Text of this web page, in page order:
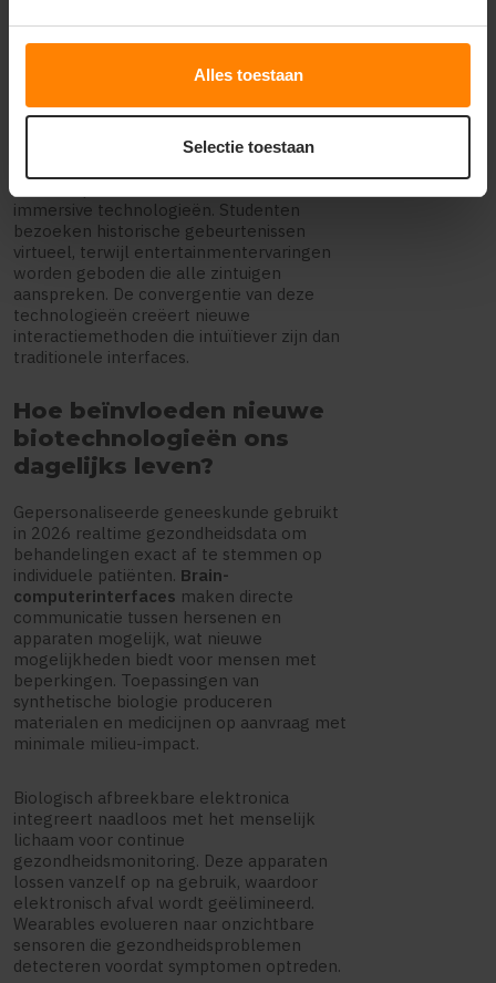
Alles toestaan
Selectie toestaan
In de retail kunnen klanten producten
virtueel passen of personaliseren, zoals bij
T-shirtbedrukken, waar ontwerpen
product.
immersive technologieën. Studenten
bezoeken historische gebeurtenissen
virtueel, terwijl entertainmentervaringen
worden geboden die alle zintuigen
aanspreken. De convergentie van deze
technologieën creëert nieuwe
interactiemethoden die intuïtiever zijn dan
traditionele interfaces.
Hoe beïnvloeden nieuwe
biotechnologieën ons
dagelijks leven?
Gepersonaliseerde geneeskunde gebruikt
in 2026 realtime gezondheidsdata om
behandelingen exact af te stemmen op
individuele patiënten. Brain-
computerinterfaces maken directe
communicatie tussen hersenen en
apparaten mogelijk, wat nieuwe
mogelijkheden biedt voor mensen met
beperkingen. Toepassingen van
synthetische biologie produceren
materialen en medicijnen op aanvraag met
minimale milieu-impact.
Biologisch afbreekbare elektronica
integreert naadloos met het menselijk
lichaam voor continue
gezondheidsmonitoring. Deze apparaten
lossen vanzelf op na gebruik, waardoor
elektronisch afval wordt geëlimineerd.
Wearables evolueren naar onzichtbare
sensoren die gezondheidsproblemen
detecteren voordat symptomen optreden.